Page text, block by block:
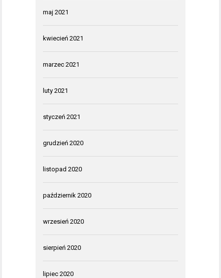
maj 2021
kwiecień 2021
marzec 2021
luty 2021
styczeń 2021
grudzień 2020
listopad 2020
październik 2020
wrzesień 2020
sierpień 2020
lipiec 2020